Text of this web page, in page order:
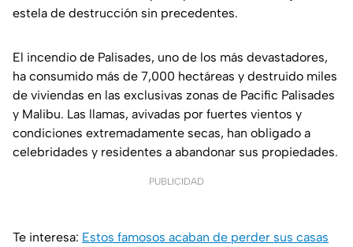
estela de destrucción sin precedentes.
El incendio de Palisades, uno de los más devastadores,
ha consumido más de 7,000 hectáreas y destruido miles
de viviendas en las exclusivas zonas de Pacific Palisades
y Malibu. Las llamas, avivadas por fuertes vientos y
condiciones extremadamente secas, han obligado a
celebridades y residentes a abandonar sus propiedades.
PUBLICIDAD
Te interesa: Estos famosos acaban de perder sus casas